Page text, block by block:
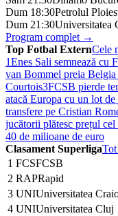
Dum 18:30Petrolul
Dum 21:30Universitatea
Program complet →
Top Fotbal ExternCele
1Enes Sali semnează cu
van Bommel preia
Courtois3FCSB pierde
atacă Europa cu un lot
transfere pe Cristian
jucătorii plătesc prețul cel
40 de milioane de euro
Clasament Superliga
1 FCSFCSB
2 RAPRapid
3 UNIUniversitatea
4 UNIUniversitatea Cluj